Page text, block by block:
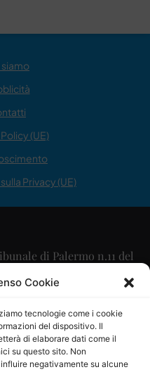
Cookie
tecnologie come i cookie
del dispositivo. Il
di elaborare dati come il
su questo sito. Non
negativamente su alcune
siamo
(UE)
Privacy (UE)
di Palermo n.11 del
Scaglione
Maria Calabrese